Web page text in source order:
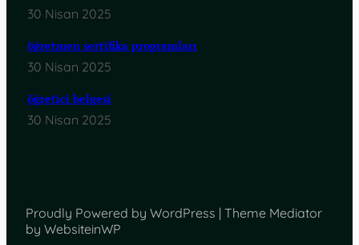
30 Nisan 2025
öğretmen sertifika programları
30 Nisan 2025
öğretici belgesi
30 Nisan 2025
Proudly Powered by WordPress | Theme Mediator
by WebsiteinWP